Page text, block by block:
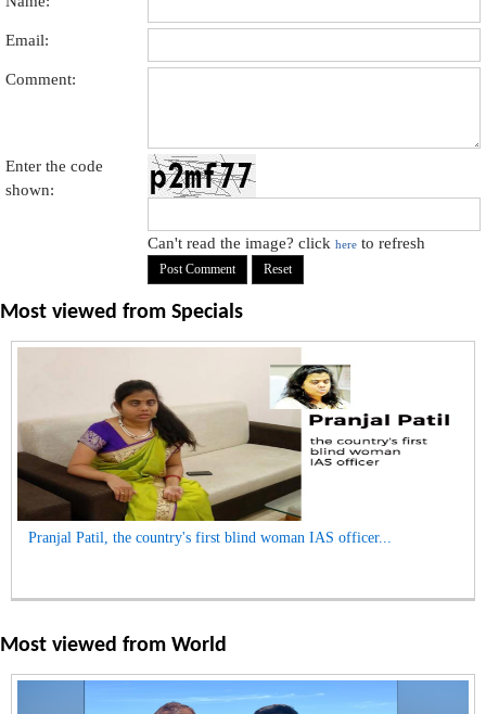
Email:
Comment:
Enter the code
shown:
Can't read the image? clickhere to refresh
Most viewed from Specials
Pranjal Patil, the country's first blind woman IAS officer...
Most viewed from World